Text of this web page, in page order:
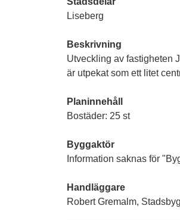
Liseberg
Beskrivning
Utveckling av fastigheten
är utpekat som ett litet
Planinnehåll
Bostäder: 25 st
Byggaktör
Information saknas för
Handläggare
Robert Gremalm,